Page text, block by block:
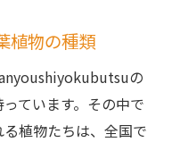
物
茨城県の気候
の楽しみ方
植物の種類
の
ています。その中で
植物たちは、全国で